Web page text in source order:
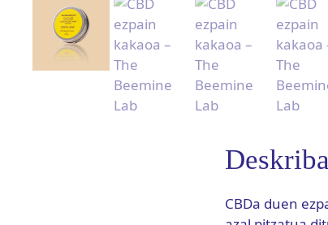
CBDa duen